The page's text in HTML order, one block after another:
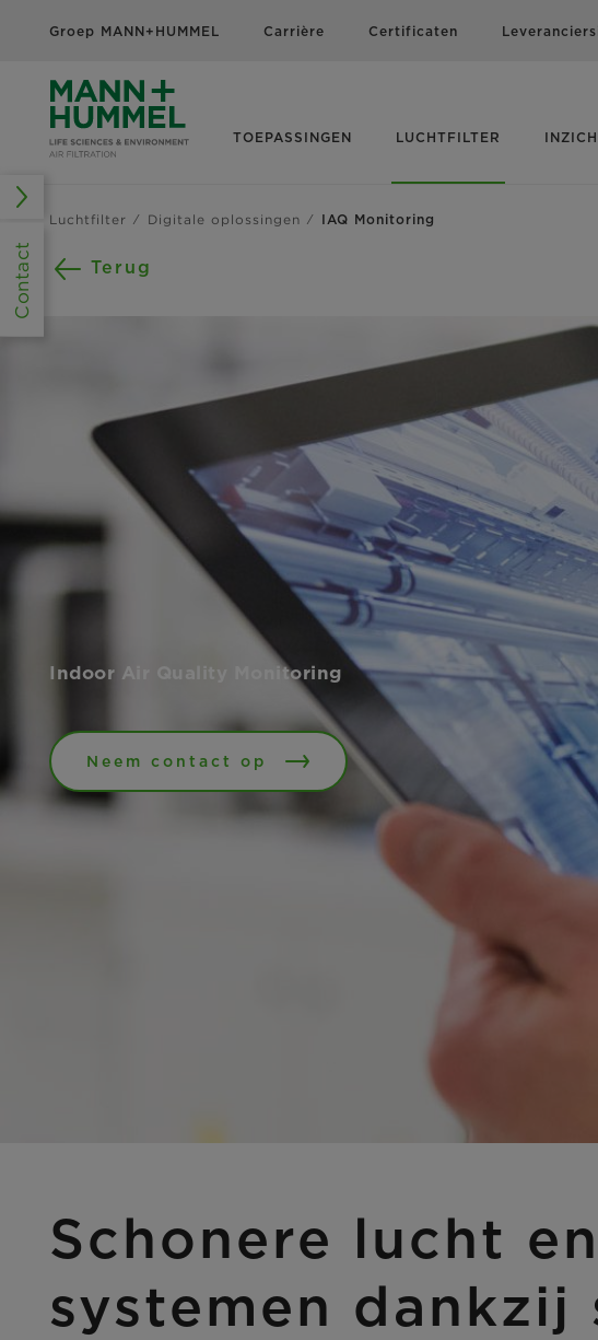
Groep MANN+HUMMEL Carrière Certificaten
TOEPASSINGEN LUCHTFILTER
Luchtfilter Digitale oplossingen IAQ Monitoring
Terug
Indoor Air Quality Monitoring
Neem contact op
Schonere lucht
systemen dankzij
Contact